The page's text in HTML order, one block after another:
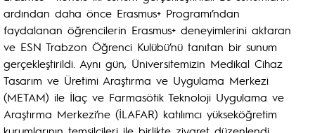
ardından daha önce Erasmus+ Programı’ndan
faydalanan öğrencilerin Erasmus+ deneyimlerini aktaran
ve ESN Trabzon Öğrenci Kulübü’nü tanıtan bir sunum
gerçekleştirildi. Aynı gün, Üniversitemizin Medikal Cihaz
Tasarım ve Üretimi Araştırma ve Uygulama Merkezi
(METAM) ile İlaç ve Farmasötik Teknoloji Uygulama ve
Araştırma Merkezi’ne (İLAFAR) katılımcı yükseköğretim